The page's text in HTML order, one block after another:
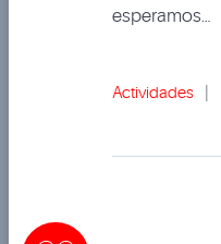
esperamos…
Actividades